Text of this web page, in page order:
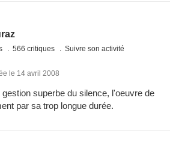
566 critiques Suivre son activité
le 14 avril 2008
superbe du silence, l'oeuvre de
par sa trop longue durée.